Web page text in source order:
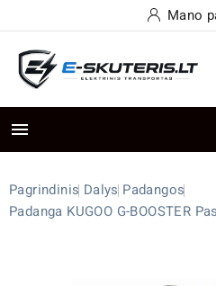
Mano

Pagrindinis Dalys Padangos
Padanga KUGOO G-BOOSTER